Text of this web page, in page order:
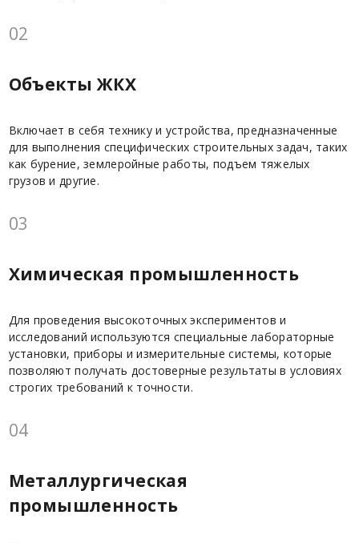
02
Объекты ЖКХ
Включает в себя технику и устройства, предназначенные
для выполнения специфических строительных задач, таких
как бурение, землеройные работы, подъем тяжелых
грузов и другие.
03
Химическая промышленность
Для проведения высокоточных экспериментов и
исследований используются специальные лабораторные
установки, приборы и измерительные системы, которые
позволяют получать достоверные результаты в условиях
строгих требований к точности.
04
Металлургическая
промышленность